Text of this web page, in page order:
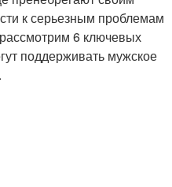
к серьезным проблемам
6 ключевых
поддерживать мужское